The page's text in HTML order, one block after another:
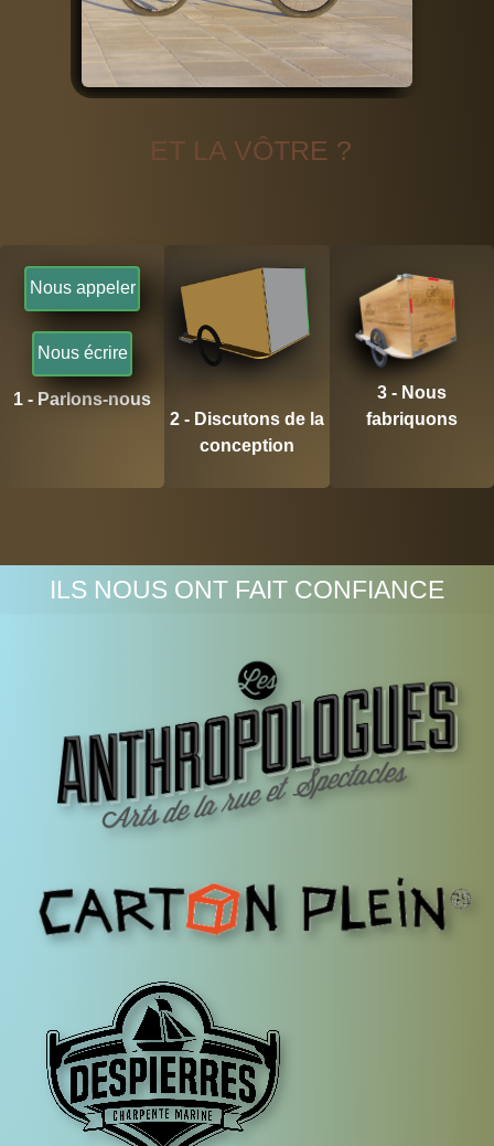
ET LA VÔTRE ?
Nous appeler
Nous écrire
1 - Parlons-nous
2 - Discutons de la
conception
3 - Nous
fabriquons
ILS NOUS ONT FAIT CONFIANCE